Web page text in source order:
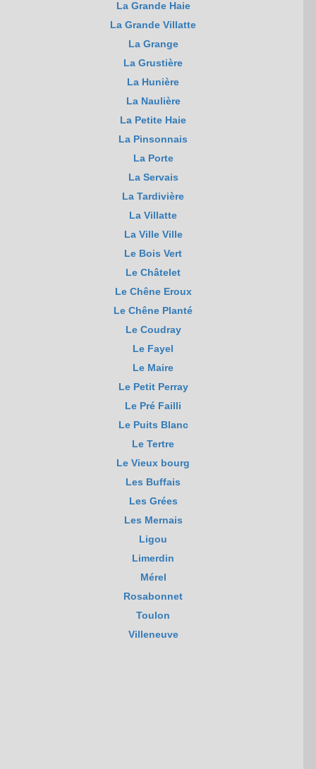
La Grande Haie
La Grande Villatte
La Grange
La Grustière
La Hunière
La Naulière
La Petite Haie
La Pinsonnais
La Porte
La Servais
La Tardivière
La Villatte
La Ville Ville
Le Bois Vert
Le Châtelet
Le Chêne Eroux
Le Chêne Planté
Le Coudray
Le Fayel
Le Maire
Le Petit Perray
Le Pré Failli
Le Puits Blanc
Le Tertre
Le Vieux bourg
Les Buffais
Les Grées
Les Mernais
Ligou
Limerdin
Mérel
Rosabonnet
Toulon
Villeneuve